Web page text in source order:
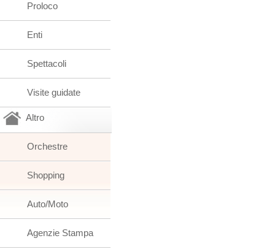
Proloco
Enti
Spettacoli
Visite guidate
Altro
Orchestre
Shopping
Auto/Moto
Agenzie Stampa